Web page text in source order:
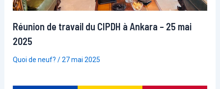
Réunion de travail du CIPDH à Ankara – 25 mai
2025
Quoi de neuf? /27 mai 2025